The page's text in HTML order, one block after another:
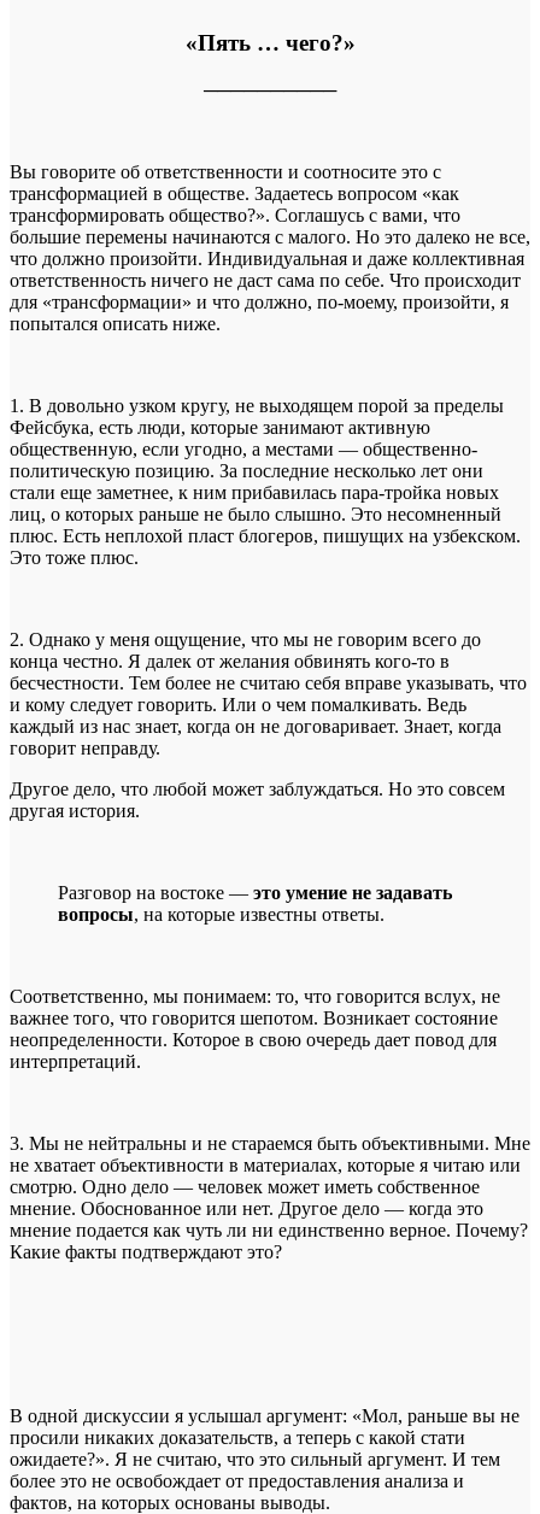
«Пять … чего?»
──────────
Вы говорите об ответственности и соотносите это с
трансформацией в обществе. Задаетесь вопросом «как
трансформировать общество?». Соглашусь с вами, что
большие перемены начинаются с малого. Но это далеко не все,
что должно произойти. Индивидуальная и даже коллективная
ответственность ничего не даст сама по себе. Что происходит
для «трансформации» и что должно, по-моему, произойти, я
попытался описать ниже.
1. В довольно узком кругу, не выходящем порой за пределы
Фейсбука, есть люди, которые занимают активную
общественную, если угодно, а местами — общественно-
политическую позицию. За последние несколько лет они
стали еще заметнее, к ним прибавилась пара-тройка новых
лиц, о которых раньше не было слышно. Это несомненный
плюс. Есть неплохой пласт блогеров, пишущих на узбекском.
Это тоже плюс.
2. Однако у меня ощущение, что мы не говорим всего до
конца честно. Я далек от желания обвинять кого-то в
бесчестности. Тем более не считаю себя вправе указывать, что
и кому следует говорить. Или о чем помалкивать. Ведь
каждый из нас знает, когда он не договаривает. Знает, когда
говорит неправду.
Другое дело, что любой может заблуждаться. Но это совсем
другая история.
Разговор на востоке — это умение не задавать
вопросы, на которые известны ответы.
Соответственно, мы понимаем: то, что говорится вслух, не
важнее того, что говорится шепотом. Возникает состояние
неопределенности. Которое в свою очередь дает повод для
интерпретаций.
3. Мы не нейтральны и не стараемся быть объективными. Мне
не хватает объективности в материалах, которые я читаю или
смотрю. Одно дело — человек может иметь собственное
мнение. Обоснованное или нет. Другое дело — когда это
мнение подается как чуть ли ни единственно верное. Почему?
Какие факты подтверждают это?
В одной дискуссии я услышал аргумент: «Мол, раньше вы не
просили никаких доказательств, а теперь с какой стати
ожидаете?». Я не считаю, что это сильный аргумент. И тем
более это не освобождает от предоставления анализа и
фактов, на которых основаны выводы.